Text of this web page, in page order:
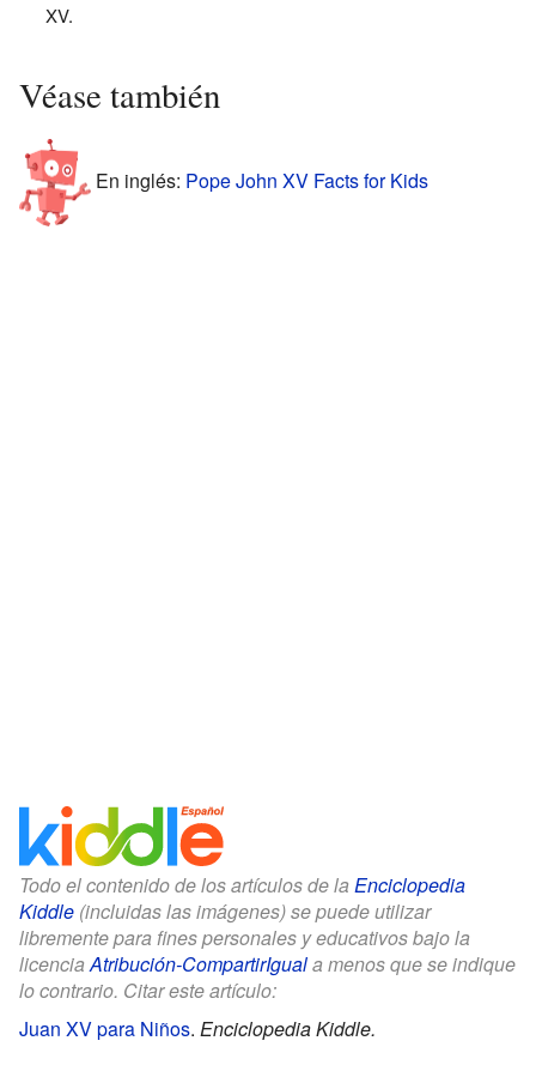
XV.
Véase también
En inglés: Pope John XV Facts for Kids
Todo el contenido de los artículos de la Enciclopedia
Kiddle (incluidas las imágenes) se puede utilizar
libremente para fines personales y educativos bajo la
licenciaAtribución-CompartirIguala menos que se indique
lo contrario. Citar este artículo:
Juan XV para Niños. Enciclopedia Kiddle.